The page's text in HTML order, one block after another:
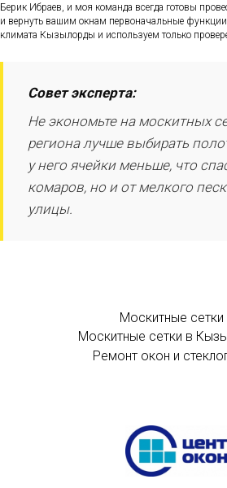
Берик Ибраев, и моя команда всегда готовы
и вернуть вашим окнам первоначальные
климата Кызылорды и используем только
Совет эксперта:
Не экономьте на москитных
региона лучше выбирать
у него ячейки меньше, что
комаров, но и от мелкого
улицы.
Москитные сетки
Москитные сетки в
Ремонт окон и